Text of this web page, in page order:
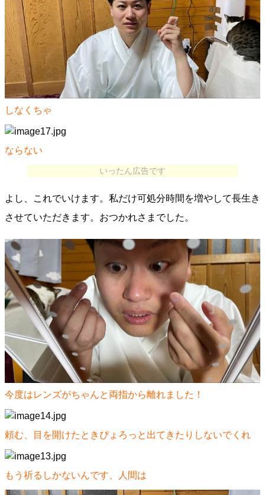
しなくちゃ
ならない
いったん広告です
よし、これでいけます。私だけ可処分時間を増やして長生き
させていただきます。おつかれさまでした。
今度はレンズがちゃんと両指から離れました！
頼む、目を開けたときぴょろっと出てきたりしないでくれ
もう祈るしかないんです、人間は